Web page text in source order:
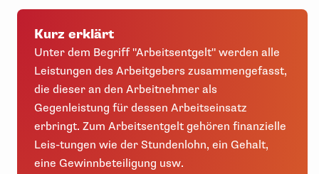
Kurz erklärt
Unter dem Begriff "Arbeitsentgelt" werden alle
Leistungen des Arbeitgebers zusammengefasst,
die dieser an den Arbeitnehmer als
Gegenleistung für dessen Arbeitseinsatz
erbringt. Zum Arbeitsentgelt gehören finanzielle
Leis-tungen wie der Stundenlohn, ein Gehalt,
eine Gewinnbeteiligung usw.